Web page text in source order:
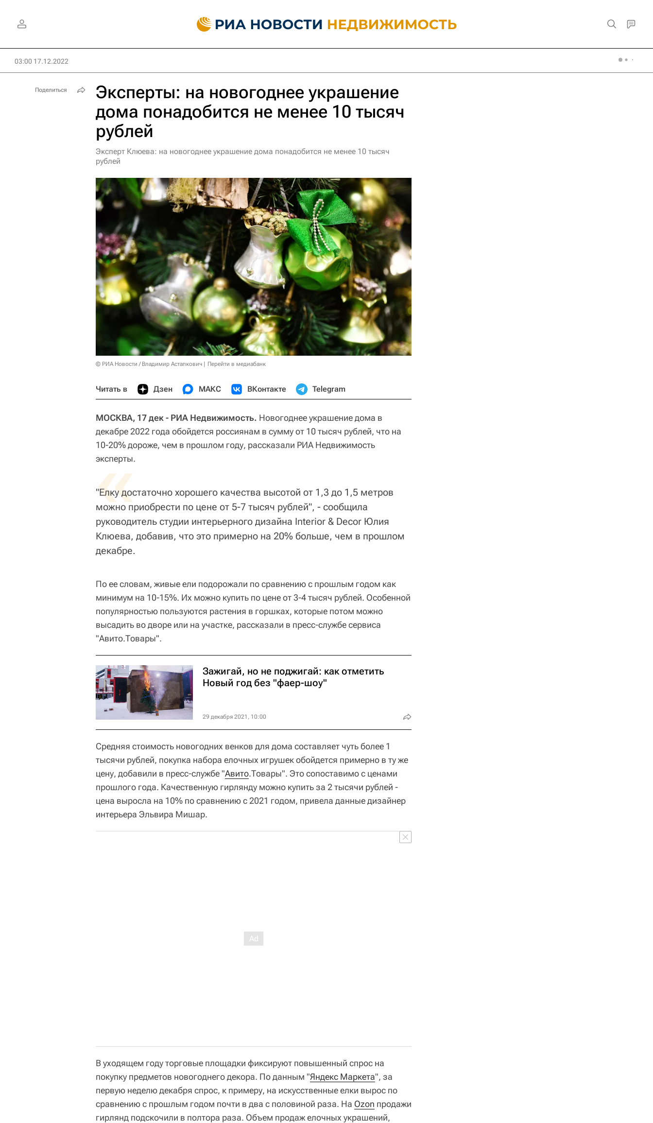
03:00 17.12.2022
Эксперты: на новогоднее украшение
дома понадобится не менее 10 тысяч
рублей
Эксперт Клюева: на новогоднее украшение дома понадобится не менее 10 тысяч
рублей
© РИА Новости / Владимир Астапкович Перейти в медиабанк
Читать в Дзен МАКС ВКонтакте Telegram
МОСКВА, 17 дек - РИА Недвижимость. Новогоднее украшение дома в
декабре 2022 года обойдется россиянам в сумму от 10 тысяч рублей, что на
10-20% дороже, чем в прошлом году, рассказали РИА Недвижимость
эксперты.
«
"Елку достаточно хорошего качества высотой от 1,3 до 1,5 метров
можно приобрести по цене от 5-7 тысяч рублей", - сообщила
руководитель студии интерьерного дизайна Interior & Decor Юлия
Клюева, добавив, что это примерно на 20% больше, чем в прошлом
декабре.
По ее словам, живые ели подорожали по сравнению с прошлым годом как
минимум на 10-15%. Их можно купить по цене от 3-4 тысяч рублей. Особенной
популярностью пользуются растения в горшках, которые потом можно
высадить во дворе или на участке, рассказали в пресс-службе сервиса
"Авито.Товары".
Зажигай, но не поджигай: как отметить
Новый год без "фаер-шоу"
29 декабря 2021, 10:00
Средняя стоимость новогодних венков для дома составляет чуть более 1
тысячи рублей, покупка набора елочных игрушек обойдется примерно в ту же
цену, добавили в пресс-службе "Авито.Товары". Это сопоставимо с ценами
прошлого года. Качественную гирлянду можно купить за 2 тысячи рублей -
цена выросла на 10% по сравнению с 2021 годом, привела данные дизайнер
интерьера Эльвира Мишар.
В уходящем году торговые площадки фиксируют повышенный спрос на
покупку предметов новогоднего декора. По данным "Яндекс Маркета", за
первую неделю декабря спрос, к примеру, на искусственные елки вырос по
сравнению с прошлым годом почти в два с половиной раза. На Ozon продажи
гирлянд подскочили в полтора раза. Объем продаж елочных украшений,
Поделиться